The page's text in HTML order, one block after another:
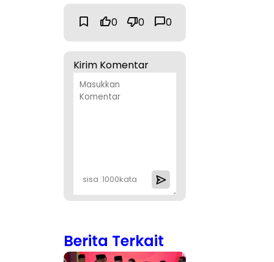
0 0 0
Kirim Komentar
sisa :1000kata
Berita Terkait